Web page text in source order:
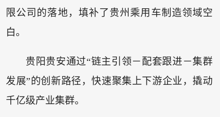
限公司的落地，填补了贵州乘用车制造领域空
白。
贵阳贵安通过“链主引领－配套跟进－集群
发展”的创新路径，快速聚集上下游企业，撬动
千亿级产业集群。